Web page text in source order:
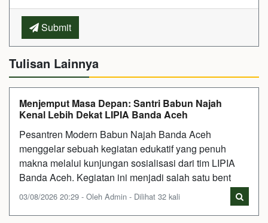
Submit
Tulisan Lainnya
Menjemput Masa Depan: Santri Babun Najah
Kenal Lebih Dekat LIPIA Banda Aceh
Pesantren Modern Babun Najah Banda Aceh
menggelar sebuah kegiatan edukatif yang penuh
makna melalui kunjungan sosialisasi dari tim LIPIA
Banda Aceh. Kegiatan ini menjadi salah satu bent
03/08/2026 20:29 - Oleh Admin - Dilihat 32 kali